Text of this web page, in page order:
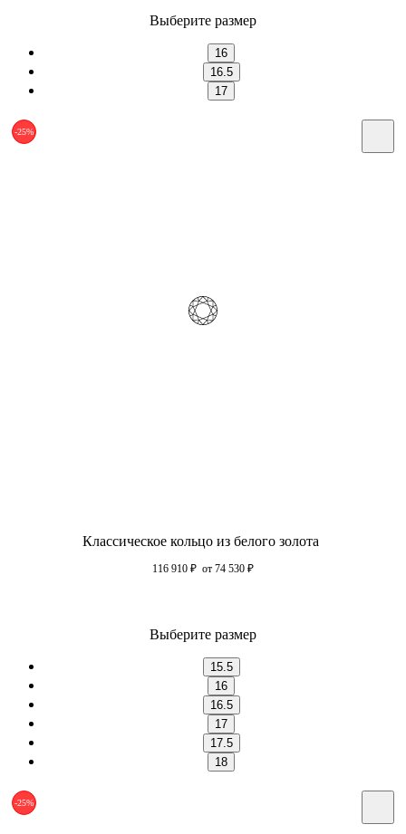
Выберите размер
16
16.5
17
-25%
Классическое кольцо из белого золота
116 910 ₽ от 74 530 ₽
Выберите размер
15.5
16
16.5
17
17.5
18
-25%